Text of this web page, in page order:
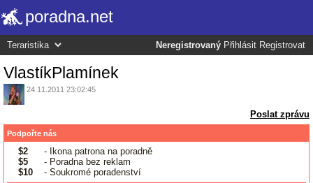
poradna.net
Neregistrovaný Přihlásit Registrovat
VlastíkPlamínek
24.11.2011 23:02:45
Poslat zprávu
Podpořte nás
$2
- Ikona patrona na poradně
$5
- Poradna bez reklam
$10
- Soukromé poradenství